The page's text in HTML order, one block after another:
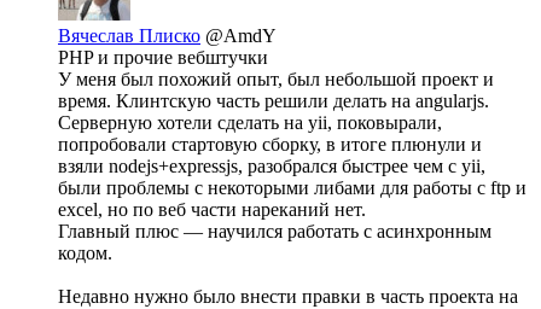
Вячеслав Плиско @AmdY
PHP и прочие вебштучки
У меня был похожий опыт, был небольшой проект и
время. Клинтскую часть решили делать на angularjs.
Серверную хотели сделать на yii, поковырали,
попробовали стартовую сборку, в итоге плюнули и
взяли nodejs+expressjs, разобрался быстрее чем с yii,
были проблемы с некоторыми либами для работы с ftp и
excel, но по веб части нареканий нет.
Главный плюс — научился работать с асинхронным
кодом.
Недавно нужно было внести правки в часть проекта на